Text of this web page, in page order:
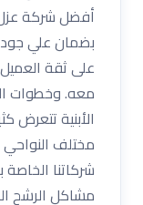
أفضل شركة
بضمان علي
على ثقة
معه. وخطوات
الأبنية تتعرض
مختلف
شركاتنا الخاصة
مشاكل الرشح